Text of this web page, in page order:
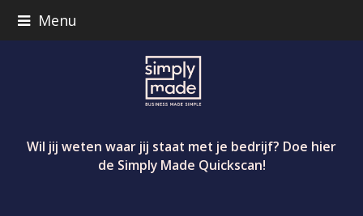
Menu
Wil jij weten waar jij staat met je bedrijf? Doe hier
de Simply Made Quickscan!